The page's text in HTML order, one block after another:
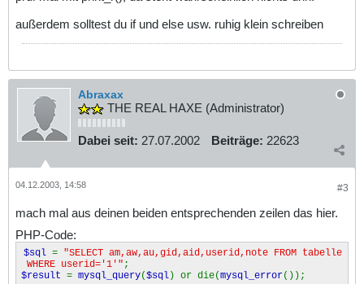
außerdem solltest du if und else usw. ruhig klein schreiben
Abraxax
THE REAL HAXE (Administrator)
Dabei seit: 27.07.2002 Beiträge: 22623
#3
04.12.2003, 14:58
mach mal aus deinen beiden entsprechenden zeilen das hier.
PHP-Code:
$sql = "SELECT am,aw,au,gid,aid,userid,note FROM tabelle
WHERE userid='1'" ;
$result = mysql_query($sql ) or die(mysql_error());